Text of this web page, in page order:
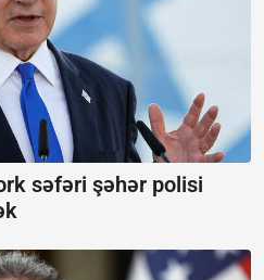
səfəri şəhər polisi